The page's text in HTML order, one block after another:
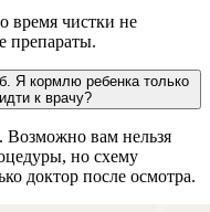
время чистки не
препараты.
Я кормлю ребенка только
к врачу?
Возможно вам нельзя
но схему
доктор после осмотра.